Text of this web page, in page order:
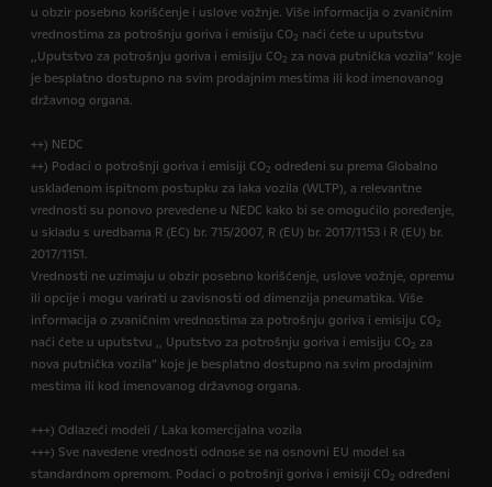
u obzir posebno korišćenje i uslove vožnje. Više informacija o zvaničnim
vrednostima za potrošnju goriva i emisiju CO2 naći ćete u uputstvu
,,Uputstvo za potrošnju goriva i emisiju CO2 za nova putnička vozila” koje
je besplatno dostupno na svim prodajnim mestima ili kod imenovanog
državnog organa.
++) NEDC
++) Podaci o potrošnji goriva i emisiji CO2 određeni su prema Globalno
usklađenom ispitnom postupku za laka vozila (WLTP), a relevantne
vrednosti su ponovo prevedene u NEDC kako bi se omogućilo poređenje,
u skladu s uredbama R (EC) br. 715/2007, R (EU) br. 2017/1153 i R (EU) br.
2017/1151.
Vrednosti ne uzimaju u obzir posebno korišćenje, uslove vožnje, opremu
ili opcije i mogu varirati u zavisnosti od dimenzija pneumatika. Više
informacija o zvaničnim vrednostima za potrošnju goriva i emisiju CO2
naći ćete u uputstvu ,, Uputstvo za potrošnju goriva i emisiju CO2 za
nova putnička vozila” koje je besplatno dostupno na svim prodajnim
mestima ili kod imenovanog državnog organa.
+++) Odlazeći modeli / Laka komercijalna vozila
+++) Sve navedene vrednosti odnose se na osnovni EU model sa
standardnom opremom. Podaci o potrošnji goriva i emisiji CO2 određeni